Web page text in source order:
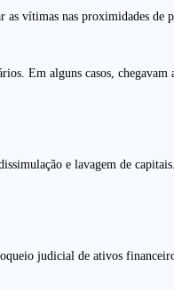
vítimas nas proximidades de
Em alguns casos, chegavam
e lavagem de
judicial de ativos